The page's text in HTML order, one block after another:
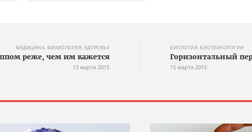
МЕДИЦИНА, ФИЗИОЛОГИЯ, ЗДОРОВЬЕ
реже, чем им кажется
13 марта 2015
БИОЛОГИЯ, БИОТЕХНОЛОГИИ
Горизонтальный
15 марта 2015